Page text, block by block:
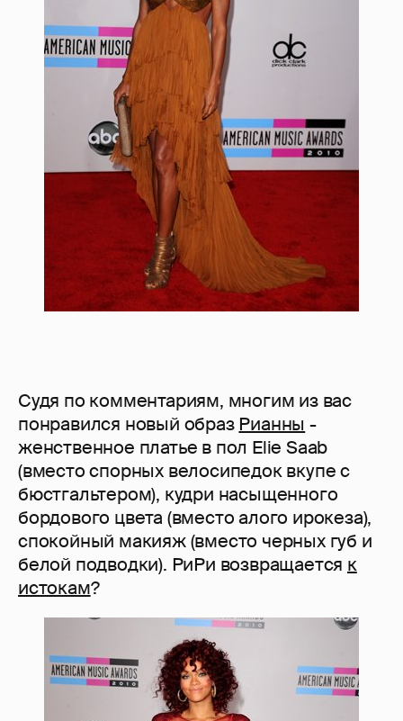
Судя по комментариям, многим из вас
понравился новый образ Рианны -
женственное платье в пол Elie Saab
(вместо спорных велосипедок вкупе с
бюстгальтером), кудри насыщенного
бордового цвета (вместо алого ирокеза),
спокойный макияж (вместо черных губ и
белой подводки). РиРи возвращается к
истокам?